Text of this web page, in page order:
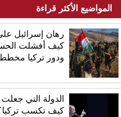
المواضيع الأكثر قراءة
رهان إسرائيل
كيف أفشلت
ودور تركيا
الدولة التي
كيف تكسب